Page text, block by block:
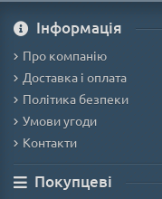
Iнформація
Про компанію
Доставка і оплата
Політика безпеки
Умови угоди
Контакти
Покупцеві